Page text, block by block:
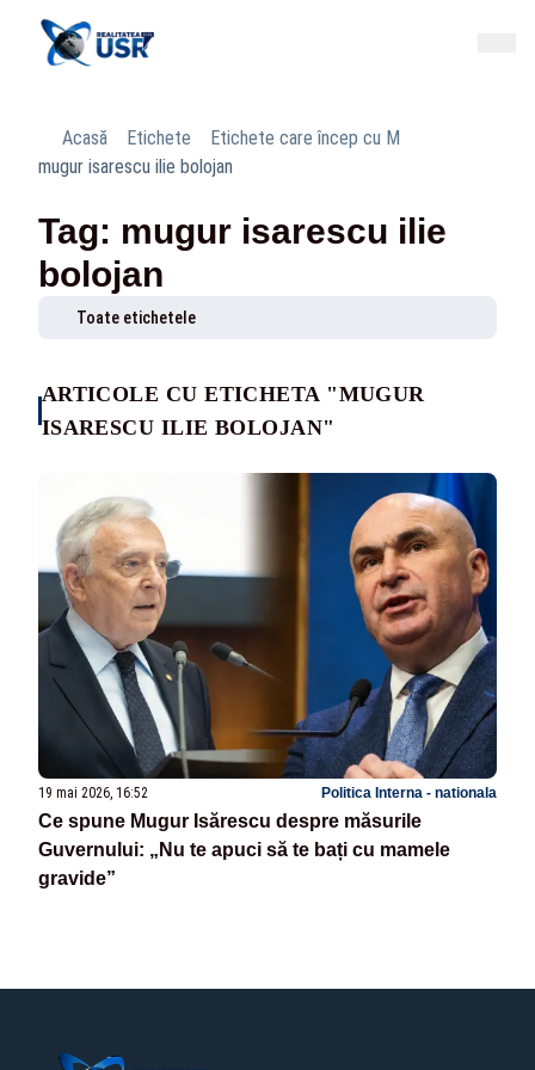
Acasă Etichete
Etichete care încep cu M
mugur isarescu ilie bolojan
Tag: mugur isarescu ilie
bolojan
Toate etichetele
ARTICOLE CU ETICHETA "MUGUR
ISARESCU ILIE BOLOJAN"
19 mai 2026, 16:52 Politica Interna - nationala
Ce spune Mugur Isărescu despre măsurile
Guvernului: „Nu te apuci să te bați cu mamele
gravide”